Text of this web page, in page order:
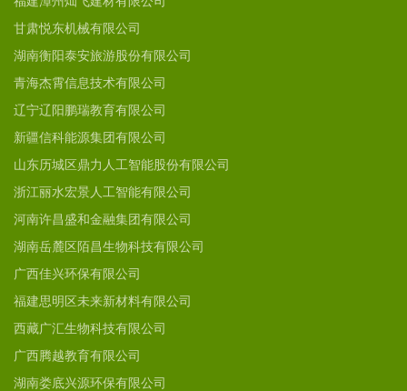
甘肃悦东机械有限公司
湖南衡阳泰安旅游股份有限公司
青海杰霄信息技术有限公司
辽宁辽阳鹏瑞教育有限公司
新疆信科能源集团有限公司
山东历城区鼎力人工智能股份有限公司
浙江丽水宏景人工智能有限公司
河南许昌盛和金融集团有限公司
湖南岳麓区陌昌生物科技有限公司
广西佳兴环保有限公司
福建思明区未来新材料有限公司
西藏广汇生物科技有限公司
广西腾越教育有限公司
湖南娄底兴源环保有限公司